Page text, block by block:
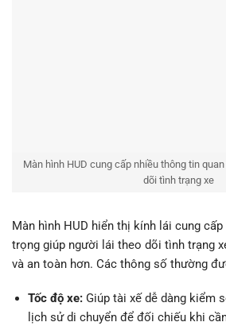
Màn hình HUD cung cấp nhiều thông tin
dõi tình trạng xe
Màn hình HUD hiển thị kính lái cung
trọng giúp người lái theo dõi tình trạng
và an toàn hơn. Các thông số thường
Tốc độ xe:Giúp tài xế dễ dàng kiểm
lịch sử di chuyển để đối chiếu khi